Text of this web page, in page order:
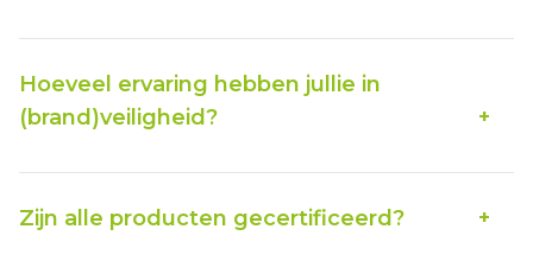
informeren, adviseren en verzorgen je bestelling, van order
tot levering. We leveren onze veiligheidsoplossingen snel
vanuit eigen voorraad.
Hoeveel ervaring hebben jullie in
(brand)veiligheid?
toegankelijk, eenvoudig en betaalbaar te maken. Honderden
1000 groothandels vertrouwen al op onze producten om
hun klanten te beschermen.
Zijn alle producten gecertificeerd?